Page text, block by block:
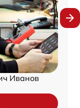
Иванов